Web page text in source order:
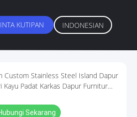
KUTIPAN INDONESIAN
Custom Stainless Steel Island Dapur
Kayu Padat Karkas Dapur Furnitur
Sekarang